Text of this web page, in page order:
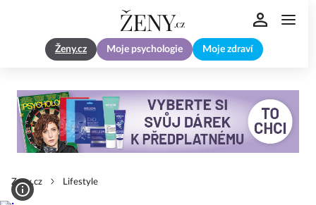
Ženy.cz Moje psychologie Moje zdraví
Zeny.cz Lifestyle